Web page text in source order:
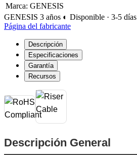
Marca: GENESIS
GENESIS 3 años ◐ Disponible · 3-5 días
Página del fabricante
Descripción
Especificaciones
Garantía
Recursos
Descripción General